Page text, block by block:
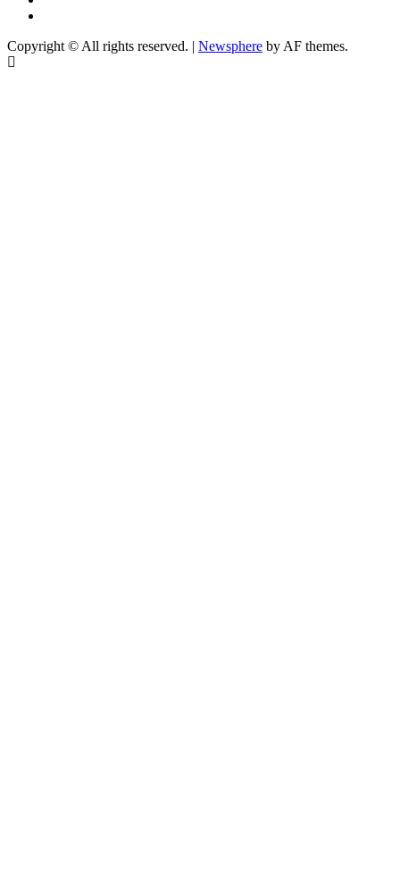
Copyright © All rights reserved. | Newsphere by AF themes.